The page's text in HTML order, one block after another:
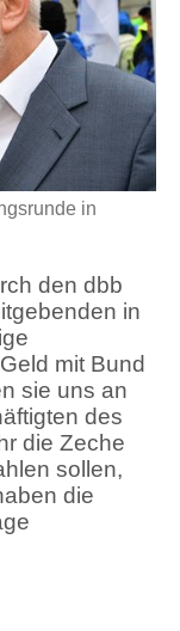
in
den dbb
in
mit Bund
sie uns an
des
die Zeche
sollen,
die